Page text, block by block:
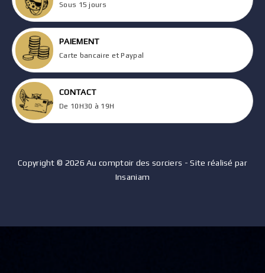
Sous 15 jours
PAIEMENT
Carte bancaire et Paypal
CONTACT
De 10H30 à 19H
Copyright © 2026 Au comptoir des sorciers - Site réalisé par
Insaniam